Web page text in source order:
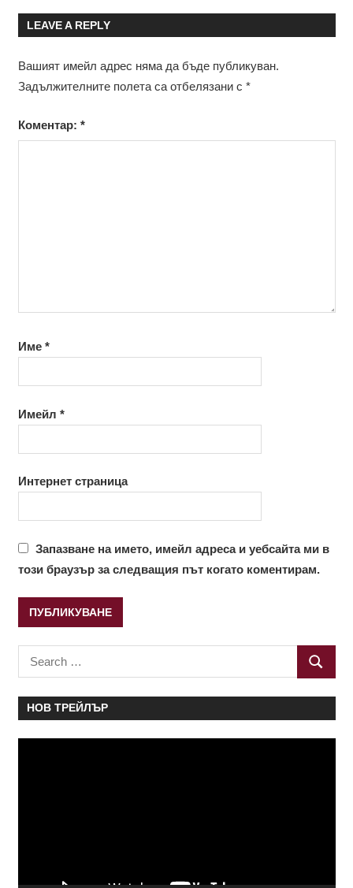
LEAVE A REPLY
Вашият имейл адрес няма да бъде публикуван.
Задължителните полета са отбелязани с *
Коментар: *
Име *
Имейл *
Интернет страница
Запазване на името, имейл адреса и уебсайта ми в
този браузър за следващия път когато коментирам.
Search
for:
SEARCH
НОВ ТРЕЙЛЪР